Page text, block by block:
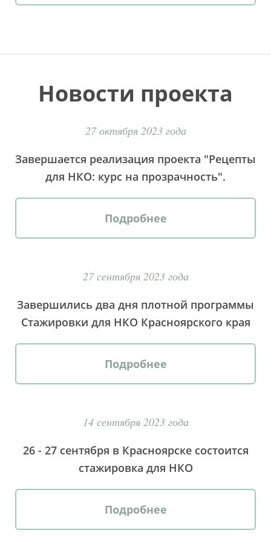
Новости проекта
27 октября 2023 года
Завершается реализация проекта "Рецепты
для НКО: курс на прозрачность".
Подробнее
27 сентября 2023 года
Завершились два дня плотной программы
Стажировки для НКО Красноярского края
Подробнее
14 сентября 2023 года
26 - 27 сентября в Красноярске состоится
стажировка для НКО
Подробнее